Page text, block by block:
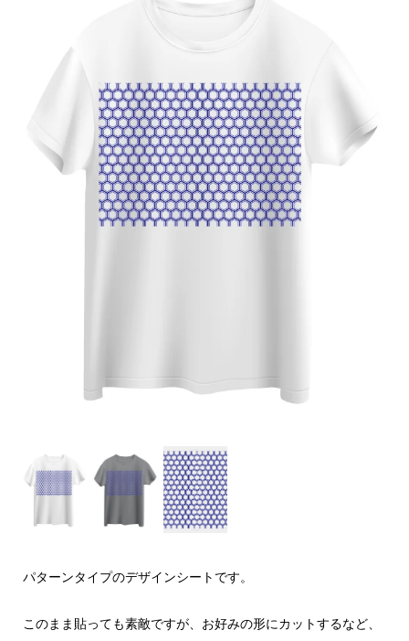
パターンタイプのデザインシートです。
このまま貼っても素敵ですが、お好みの形にカットするなど、